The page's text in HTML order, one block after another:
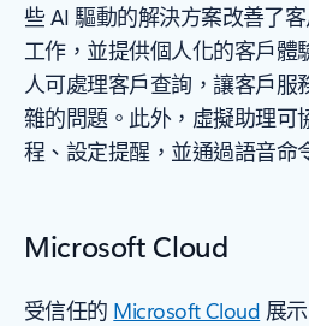
些 AI 驅動的解決方案改善了
工作，並提供個人化的客戶體
人可處理客戶查詢，讓客戶服
雜的問題。此外，虛擬助理可
程、設定提醒，並通過語音命
Microsoft Cloud
受信任的 Microsoft Cloud 展